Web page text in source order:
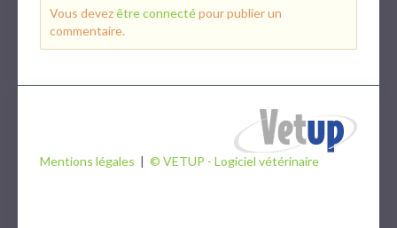
Vous devezêtre connectépour publier un
commentaire.
Mentions légales | © VETUP - Logiciel vétérinaire